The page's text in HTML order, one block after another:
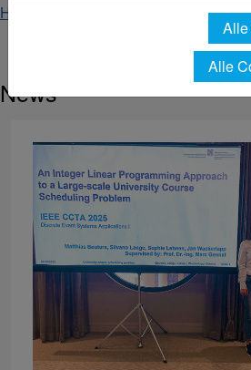
Home
Fachbereich
News
Alle